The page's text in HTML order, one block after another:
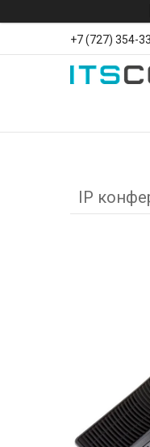
+7 (727) 354-
IP